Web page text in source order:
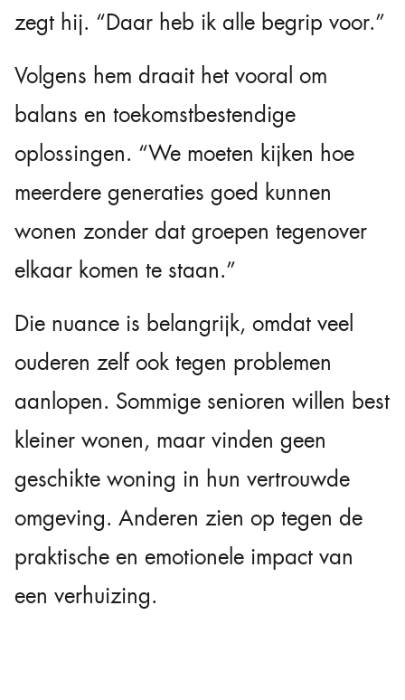
zegt hij. “Daar heb ik alle begrip voor.”
Volgens hem draait het vooral om
balans en toekomstbestendige
oplossingen. “We moeten kijken hoe
meerdere generaties goed kunnen
wonen zonder dat groepen tegenover
elkaar komen te staan.”
Die nuance is belangrijk, omdat veel
ouderen zelf ook tegen problemen
aanlopen. Sommige senioren willen best
kleiner wonen, maar vinden geen
geschikte woning in hun vertrouwde
omgeving. Anderen zien op tegen de
praktische en emotionele impact van
een verhuizing.